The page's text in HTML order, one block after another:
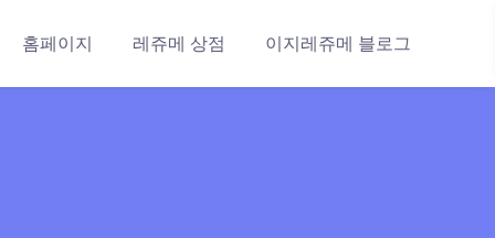
홈페이지 레쥬메 상점 이지레쥬메 블로그